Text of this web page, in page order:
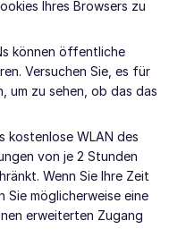
Ihres Browsers zu
können öffentliche
Versuchen Sie, es für
um zu sehen, ob das das
kostenlose WLAN des
von je 2 Stunden
Wenn Sie Ihre Zeit
Sie möglicherweise eine
erweiterten Zugang